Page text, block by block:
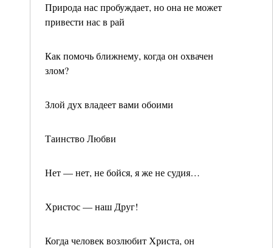
Природа нас пробуждает, но она не может
привести нас в рай
Как помочь ближнему, когда он охвачен
злом?
Злой дух владеет вами обоими
Таинство Любви
Нет — нет, не бойся, я же не судия…
Христос — наш Друг!
Когда человек возлюбит Христа, он